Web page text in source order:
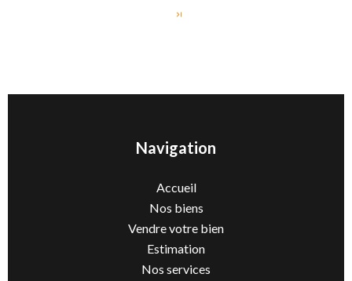
Navigation
Accueil
Nos biens
Vendre votre bien
Estimation
Nos services